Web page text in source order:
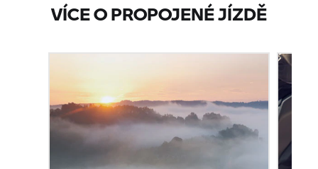
VÍCE O PROPOJENÉ JÍZDĚ